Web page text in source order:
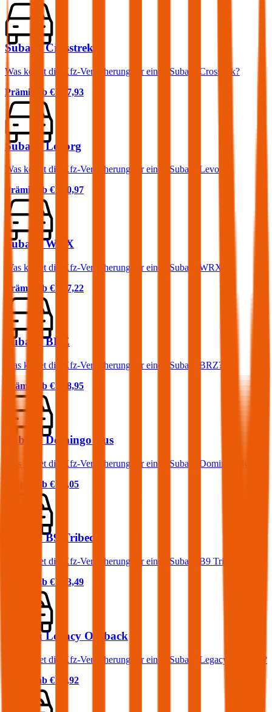
Subaru Crosstrek
Was kostet die Kfz-Versicherung für einen Subaru Crosstrek?
Prämie ab € 107,93
Subaru Levorg
Was kostet die Kfz-Versicherung für einen Subaru Levorg?
Prämie ab € 130,97
Subaru WRX
Was kostet die Kfz-Versicherung für einen Subaru WRX?
Prämie ab € 177,22
Subaru BRZ
Was kostet die Kfz-Versicherung für einen Subaru BRZ?
Prämie ab € 178,95
Subaru Domingo Bus
Was kostet die Kfz-Versicherung für einen Subaru Domingo Bus?
Prämie ab € 25,05
Subaru B9 Tribeca
Was kostet die Kfz-Versicherung für einen Subaru B9 Tribeca?
Prämie ab € 153,49
Subaru Legacy Outback
Was kostet die Kfz-Versicherung für einen Subaru Legacy Outback?
Prämie ab € 88,92